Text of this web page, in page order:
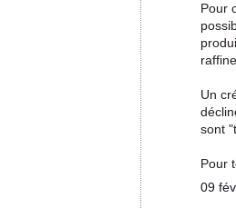
Pour
Un
sont
Pour
09